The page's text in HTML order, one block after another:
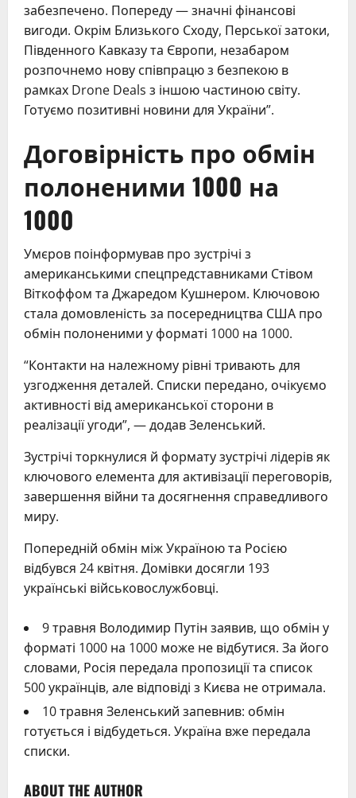
забезпечено. Попереду — значні фінансові
вигоди. Окрім Близького Сходу, Перської затоки,
Південного Кавказу та Європи, незабаром
розпочнемо нову співпрацю з безпекою в
рамках Drone Deals з іншою частиною світу.
Готуємо позитивні новини для України”.
Договірність про обмін
полоненими 1000 на
1000
Умєров поінформував про зустрічі з
американськими спецпредставниками Стівом
Віткоффом та Джаредом Кушнером. Ключовою
стала домовленість за посередництва США про
обмін полоненими у форматі 1000 на 1000.
“Контакти на належному рівні тривають для
узгодження деталей. Списки передано, очікуємо
активності від американської сторони в
реалізації угоди”, — додав Зеленський.
Зустрічі торкнулися й формату зустрічі лідерів як
ключового елемента для активізації переговорів,
завершення війни та досягнення справедливого
миру.
Попередній обмін між Україною та Росією
відбувся 24 квітня. Домівки досягли 193
українські військовослужбовці.
9 травня Володимир Путін заявив, що обмін у
форматі 1000 на 1000 може не відбутися. За його
словами, Росія передала пропозиції та список
500 українців, але відповіді з Києва не отримала.
10 травня Зеленський запевнив: обмін
готується і відбудеться. Україна вже передала
списки.
ABOUT THE AUTHOR